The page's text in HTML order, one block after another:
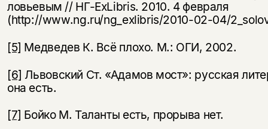
ловьевым // НГ-ExLibris. 2010. 4 февраля
(http://www.ng.ru/ng_exlibris/2010-02-04/
[5] Медведев К. Всё плохо. М.: ОГИ, 2002.
[6] Львовский Ст. «Адамов мост»: русская
она есть.
[7] Бойко М. Таланты есть, прорыва нет.